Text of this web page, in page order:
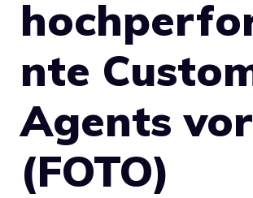
nte
Agents vor
(FOTO)